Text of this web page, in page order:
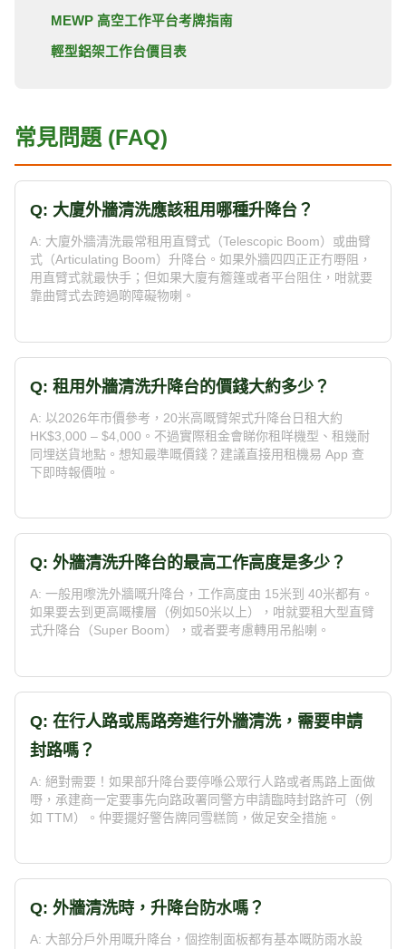
MEWP 高空工作平台考牌指南
輕型鋁架工作台價目表
常見問題 (FAQ)
Q: 大廈外牆清洗應該租用哪種升降台？
A: 大廈外牆清洗最常租用直臂式（Telescopic Boom）或曲臂
式（Articulating Boom）升降台。如果外牆四四正正冇嘢阻，
用直臂式就最快手；但如果大廈有簷篷或者平台阻住，咁就要
靠曲臂式去跨過啲障礙物喇。
Q: 租用外牆清洗升降台的價錢大約多少？
A: 以2026年市價參考，20米高嘅臂架式升降台日租大約
HK$3,000 – $4,000。不過實際租金會睇你租咩機型、租幾耐
同埋送貨地點。想知最準嘅價錢？建議直接用租機易 App 查
下即時報價啦。
Q: 外牆清洗升降台的最高工作高度是多少？
A: 一般用嚟洗外牆嘅升降台，工作高度由 15米到 40米都有。
如果要去到更高嘅樓層（例如50米以上），咁就要租大型直臂
式升降台（Super Boom），或者要考慮轉用吊船喇。
Q: 在行人路或馬路旁進行外牆清洗，需要申請
封路嗎？
A: 絕對需要！如果部升降台要停喺公眾行人路或者馬路上面做
嘢，承建商一定要事先向路政署同警方申請臨時封路許可（例
如 TTM）。仲要擺好警告牌同雪糕筒，做足安全措施。
Q: 外牆清洗時，升降台防水嗎？
A: 大部分戶外用嘅升降台，個控制面板都有基本嘅防雨水設